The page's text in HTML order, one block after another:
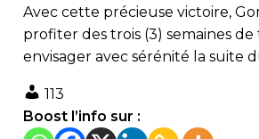
Avec cette précieuse victoire,
profiter des trois (3) semaines
envisager avec sérénité la suite
113
Boost l’info sur :